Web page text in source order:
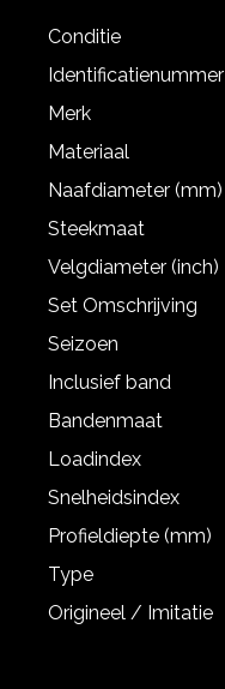
Conditie
Identificatienummer
Merk
Materiaal
Naafdiameter (mm)
Steekmaat
Velgdiameter (inch)
Set Omschrijving
Seizoen
Inclusief band
Bandenmaat
Loadindex
Snelheidsindex
Profieldiepte (mm)
Type
Origineel / Imitatie